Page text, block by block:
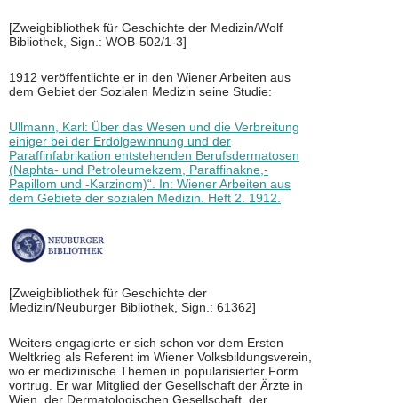
[Zweigbibliothek für Geschichte der Medizin/Wolf
Bibliothek, Sign.: WOB-502/1-3]
1912 veröffentlichte er in den Wiener Arbeiten aus
dem Gebiet der Sozialen Medizin seine Studie:
Ullmann, Karl: Über das Wesen und die Verbreitung
einiger bei der Erdölgewinnung und der
Paraffinfabrikation entstehenden Berufsdermatosen
(Naphta- und Petroleumekzem, Paraffinakne,-
Papillom und -Karzinom)“. In: Wiener Arbeiten aus
dem Gebiete der sozialen Medizin. Heft 2. 1912.
[Zweigbibliothek für Geschichte der
Medizin/Neuburger Bibliothek, Sign.: 61362]
Weiters engagierte er sich schon vor dem Ersten
Weltkrieg als Referent im Wiener Volksbildungsverein,
wo er medizinische Themen in popularisierter Form
vortrug. Er war Mitglied der Gesellschaft der Ärzte in
Wien, der Dermatologischen Gesellschaft, der